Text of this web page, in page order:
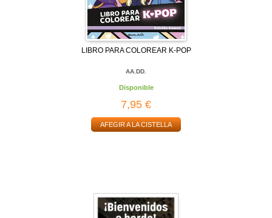
LIBRO PARA COLOREAR K-POP
AA.DD.
Disponible
7,95 €
AFEGIR A LA CISTELLA